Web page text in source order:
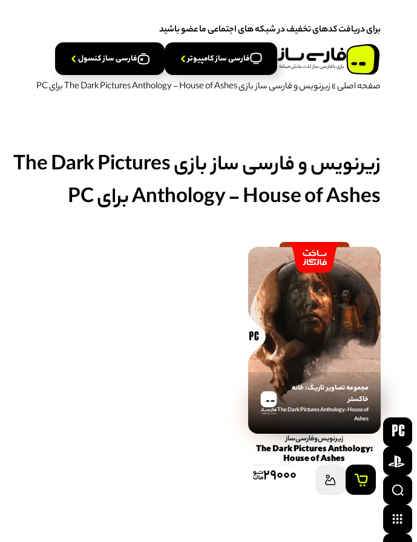
برای دریافت کدهای تخفیف در شبکه های اجتماعی ما عضو باشید
برخی محصولات در حال بروزرسانی هستند از اطلاعیه پنل کاربری مشاهده کنید
بازی‌ با‌ فارسی‌ ساز‌ لذت‌ بخش‌ میشه
فارسی‌ ساز کامپیوتر فارسی‌ ساز کنسول
فارسی‌ ساز کامپیوتر فارسی‌ ساز کنسول
صفحه اصلی»زیرنویس و فارسی ساز بازی The Dark Pictures Anthology - House of Ashes برای PC
زیرنویس و فارسی ساز بازی The Dark Pictures
Anthology - House of Ashes برای PC
مجموعه تصاویر تاریک: خانه
خاکستر
The Dark Pictures Anthology: House of
Ashes
FARSISAZ.COM
زیرنویس‌و‌فارسی‌ساز
The Dark Pictures Anthology:
House of Ashes
29000